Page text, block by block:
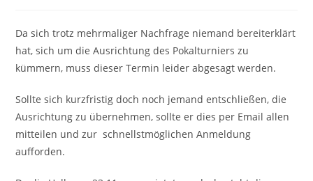
Da sich trotz mehrmaliger Nachfrage niemand bereiterklärt
hat, sich um die Ausrichtung des Pokalturniers zu
kümmern, muss dieser Termin leider abgesagt werden.
Sollte sich kurzfristig doch noch jemand entschließen, die
Ausrichtung zu übernehmen, sollte er dies per Email allen
mitteilen und zur schnellstmöglichen Anmeldung
aufforden.